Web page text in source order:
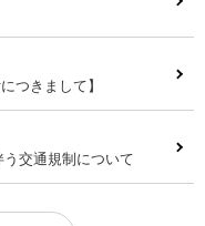
つきまして】
う交通規制について
つきまして】
交通規制について